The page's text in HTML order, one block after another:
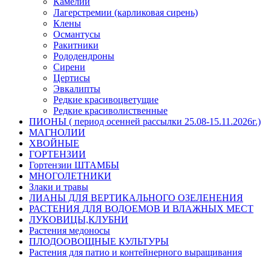
Лагерстремии (карликовая сирень)
Клены
Османтусы
Ракитники
Рододендроны
Сирени
Цертисы
Эвкалипты
Редкие красивоцветущие
Редкие красиволиственные
ПИОНЫ ( период осенней рассылки 25.08-15.11.2026г.)
МАГНОЛИИ
ХВОЙНЫЕ
ГОРТЕНЗИИ
Гортензии ШТАМБЫ
МНОГОЛЕТНИКИ
Злаки и травы
ЛИАНЫ ДЛЯ ВЕРТИКАЛЬНОГО ОЗЕЛЕНЕНИЯ
РАСТЕНИЯ ДЛЯ ВОДОЕМОВ И ВЛАЖНЫХ МЕСТ
ЛУКОВИЦЫ,КЛУБНИ
Растения медоносы
ПЛОДООВОЩНЫЕ КУЛЬТУРЫ
Растения для патио и контейнерного выращивания